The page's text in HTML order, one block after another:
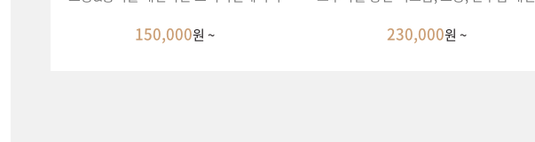
150,000원 ~ 230,000원 ~